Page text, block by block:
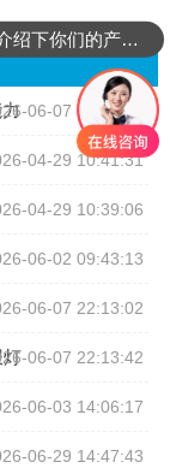
06-07 22:13:57
04-29 10:41:31
04-29 10:39:06
06-02 09:43:13
06-07 22:13:02
灯 06-07 22:13:42
06-03 14:06:17
06-29 14:47:43
可以介绍下你们的产品么？